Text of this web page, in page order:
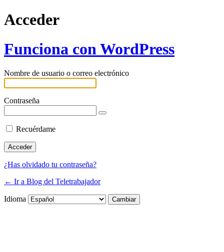
Acceder
Funciona con WordPress
Nombre de usuario o correo electrónico
Contraseña
Recuérdame
¿Has olvidado tu contraseña?
← Ir a Blog del Teletrabajador
Idioma